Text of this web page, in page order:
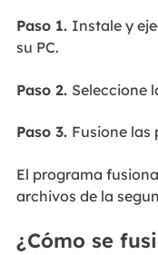
Paso 1. Instale y
su PC.
Paso 2. Seleccione
Paso 3. Fusione las
El programa
archivos de la
¿Cómo se